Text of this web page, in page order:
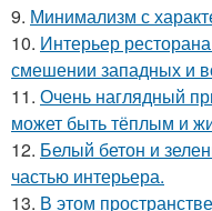
9. Минимализм с
10. Интерьер
смешении западных и
11. Очень наглядный
может быть тёплым и
12. Белый бетон и
частью интерьера.
13. В этом